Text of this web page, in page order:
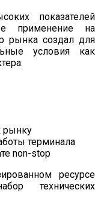
показателей
применение на
рынка создал для
условия как
рынку
терминала
non-stop
ресурсе
технических